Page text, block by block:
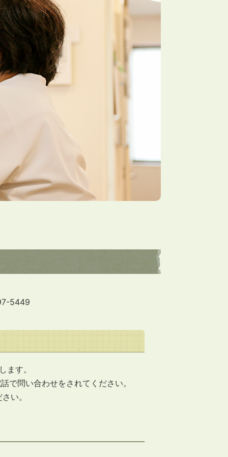
5449
ます。
で問い合わせをされてください。
い。